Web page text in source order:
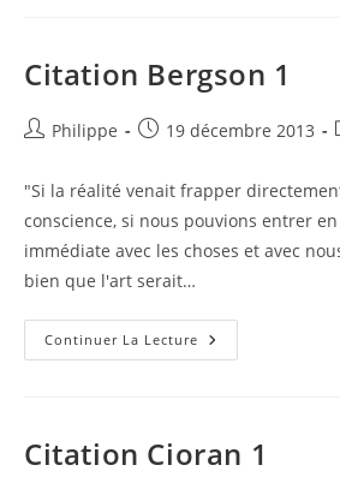
Citation Bergson 1
Auteur/autrice
la
publication :
Philippe
Publication
19 décembre 2013
"Si la réalité venait frapper
conscience, si nous pouvions entrer
immédiate avec les choses et avec
bien que l'art serait…
Continuer La Lecture Citation
Bergson
Citation Cioran 1